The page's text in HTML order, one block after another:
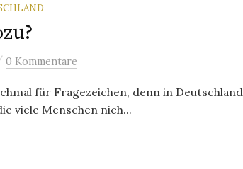
0 Kommentare
für Fragezeichen, denn in Deutschland
viele Menschen nich...